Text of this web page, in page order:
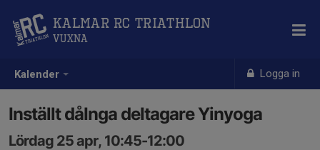
Kalender Logga in
Kalmar RC Triathlon
Vuxna
Inställt dåInga deltagare Yinyoga
Lördag 25 apr, 10:45-12:00